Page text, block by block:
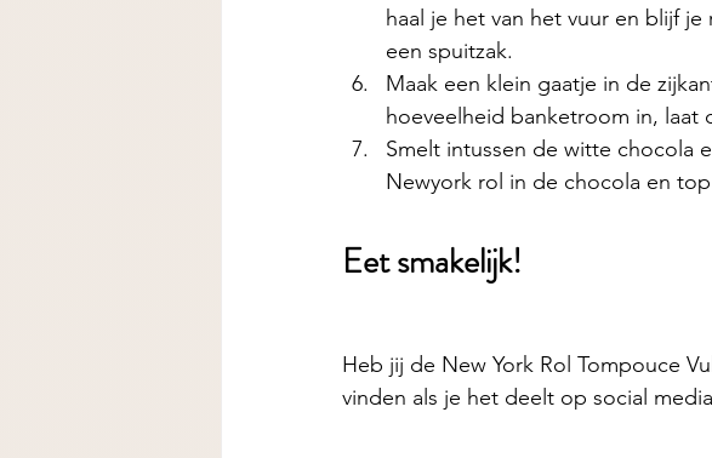
haal je het van het vuur en blijf
een spuitzak.
Maak een klein gaatje in de
hoeveelheid banketroom in, laat
Smelt intussen de witte chocola
Newyork rol in de chocola en
Eet smakelijk!
Heb jij de New York Rol Tompouce
vinden als je het deelt op social